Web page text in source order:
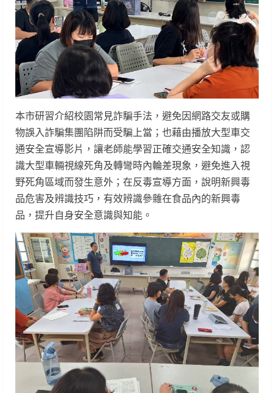
本市研習介紹校園常見詐騙手法，避免因網路交友或購
物誤入詐騙集團陷阱而受騙上當；也藉由播放大型車交
通安全宣導影片，讓老師能學習正確交通安全知識，認
識大型車輛視線死角及轉彎時內輪差現象，避免進入視
野死角區域而發生意外；在反毒宣導方面，說明新興毒
品危害及辨識技巧，有效辨識參雜在食品內的新興毒
品，提升自身安全意識與知能。